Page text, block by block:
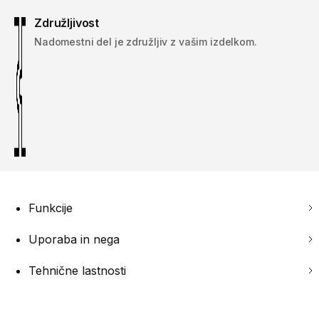
Združljivost
Nadomestni del je združljiv z vašim izdelkom.
Funkcije
Uporaba in nega
Tehnične lastnosti